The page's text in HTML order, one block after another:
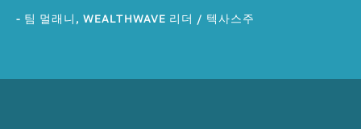
- 팀 멀래니, WEALTHWAVE 리더 / 텍사스주